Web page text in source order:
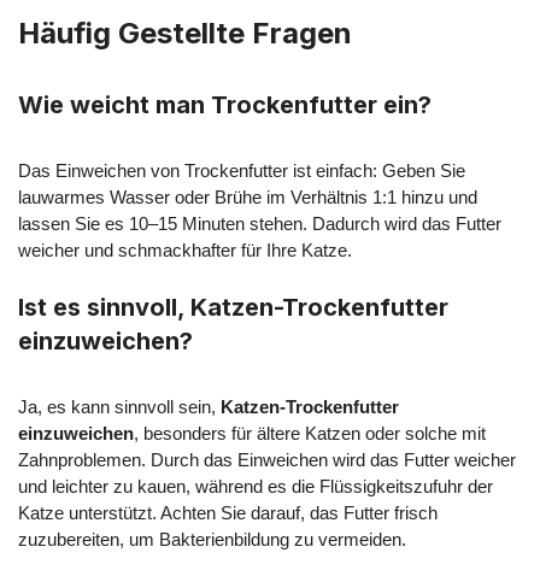
Häufig Gestellte Fragen
Wie weicht man Trockenfutter ein?
Das Einweichen von Trockenfutter ist einfach: Geben Sie
lauwarmes Wasser oder Brühe im Verhältnis 1:1 hinzu und
lassen Sie es 10–15 Minuten stehen. Dadurch wird das Futter
weicher und schmackhafter für Ihre Katze.
Ist es sinnvoll, Katzen-Trockenfutter
einzuweichen?
Ja, es kann sinnvoll sein, Katzen-Trockenfutter
einzuweichen, besonders für ältere Katzen oder solche mit
Zahnproblemen. Durch das Einweichen wird das Futter weicher
und leichter zu kauen, während es die Flüssigkeitszufuhr der
Katze unterstützt. Achten Sie darauf, das Futter frisch
zuzubereiten, um Bakterienbildung zu vermeiden.